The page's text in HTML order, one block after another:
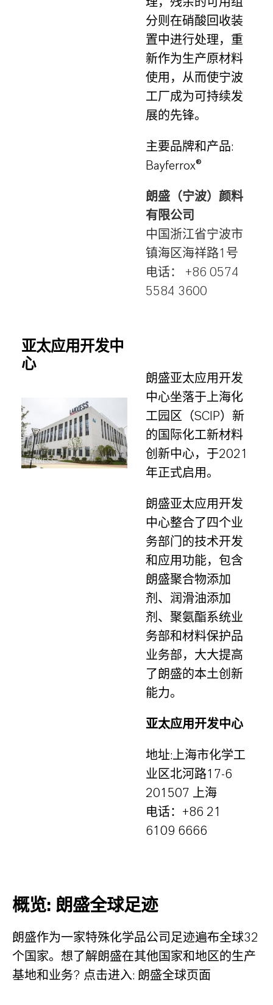
理，残余的可用组
分则在硝酸回收装
置中进行处理，重
新作为生产原材料
使用，从而使宁波
工厂成为可持续发
展的先锋。
主要品牌和产品:
Bayferrox®
朗盛（宁波）颜料
有限公司
中国浙江省宁波市
镇海区海祥路1 号
电话：
+86 0574
5584 3600
亚太应用开发中
心
LANXESS
朗盛亚太应用开发
中心坐落于上海化
工园区（SCIP）新
的国际化工新材料
创新中心，于2021
年正式启用。
朗盛亚太应用开发
中心整合了四个业
务部门的技术开发
和应用功能，包含
朗盛聚合物添加
剂、润滑油添加
剂、聚氨酯系统业
务部和材料保护品
业务部，大大提高
了朗盛的本土创新
能力。
亚太应用开发中心
地址:上海市化学工
业区北河路17-6
201507 上海
电话：+86 21
6109 6666
概览: 朗盛全球足迹
朗盛作为一家特殊化学品公司足迹遍布全球32
个国家。想了解朗盛在其他国家和地区的生产
基地和业务? 点击进入: 朗盛全球页面